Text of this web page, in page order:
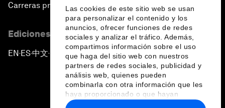
Las cookies de este sitio web se usan
para personalizar el contenido y los
anuncios, ofrecer funciones de redes
sociales y analizar el tráfico. Además,
compartimos información sobre el uso
que haga del sitio web con nuestros
partners de redes sociales, publicidad y
análisis web, quienes pueden
combinarla con otra información que les
haya proporcionado o que hayan
recopilado a partir del uso que haya
Carreras profesionales
Ediciones en otros idiomas
EN ▪ES▪中文▪ 日本語